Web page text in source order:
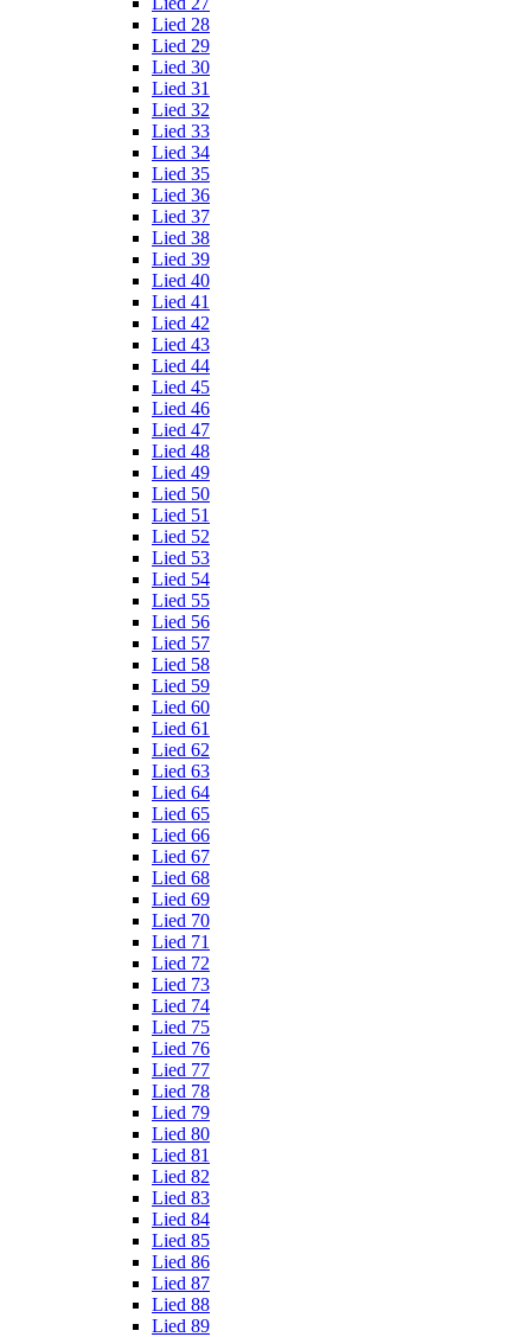
Lied 28
Lied 29
Lied 30
Lied 31
Lied 32
Lied 33
Lied 34
Lied 35
Lied 36
Lied 37
Lied 38
Lied 39
Lied 40
Lied 41
Lied 42
Lied 43
Lied 44
Lied 45
Lied 46
Lied 47
Lied 48
Lied 49
Lied 50
Lied 51
Lied 52
Lied 53
Lied 54
Lied 55
Lied 56
Lied 57
Lied 58
Lied 59
Lied 60
Lied 61
Lied 62
Lied 63
Lied 64
Lied 65
Lied 66
Lied 67
Lied 68
Lied 69
Lied 70
Lied 71
Lied 72
Lied 73
Lied 74
Lied 75
Lied 76
Lied 77
Lied 78
Lied 79
Lied 80
Lied 81
Lied 82
Lied 83
Lied 84
Lied 85
Lied 86
Lied 87
Lied 88
Lied 89